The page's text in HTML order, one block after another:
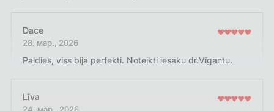
Dace
28. мар., 2026
Paldies, viss bija perfekti. Noteikti iesaku dr.Vīgantu.
Līva